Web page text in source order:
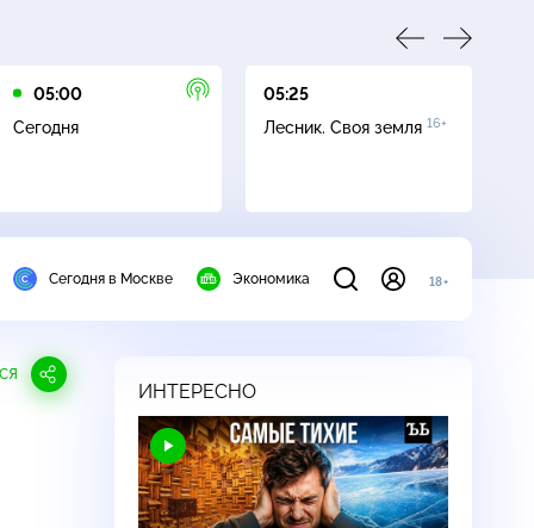
05:00
Сегодня
05:25
Лесник. Своя земля 16+
Сегодня в Москве Экономика 18+
ИНТЕРЕСНО